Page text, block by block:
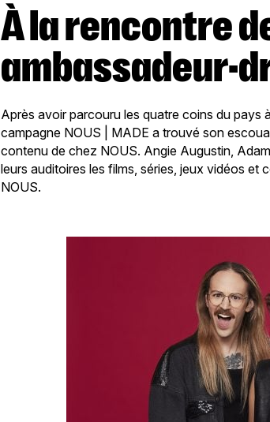
À la rencontre des
Après avoir parcouru les quatre coins du pays
campagne NOUS | MADE a trouvé son
contenu de chez NOUS. Angie Augustin,
leurs auditoires les films, séries, jeux vidéos et
NOUS.